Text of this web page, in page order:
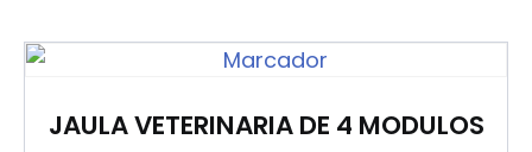
JAULA VETERINARIA DE 4 MODULOS